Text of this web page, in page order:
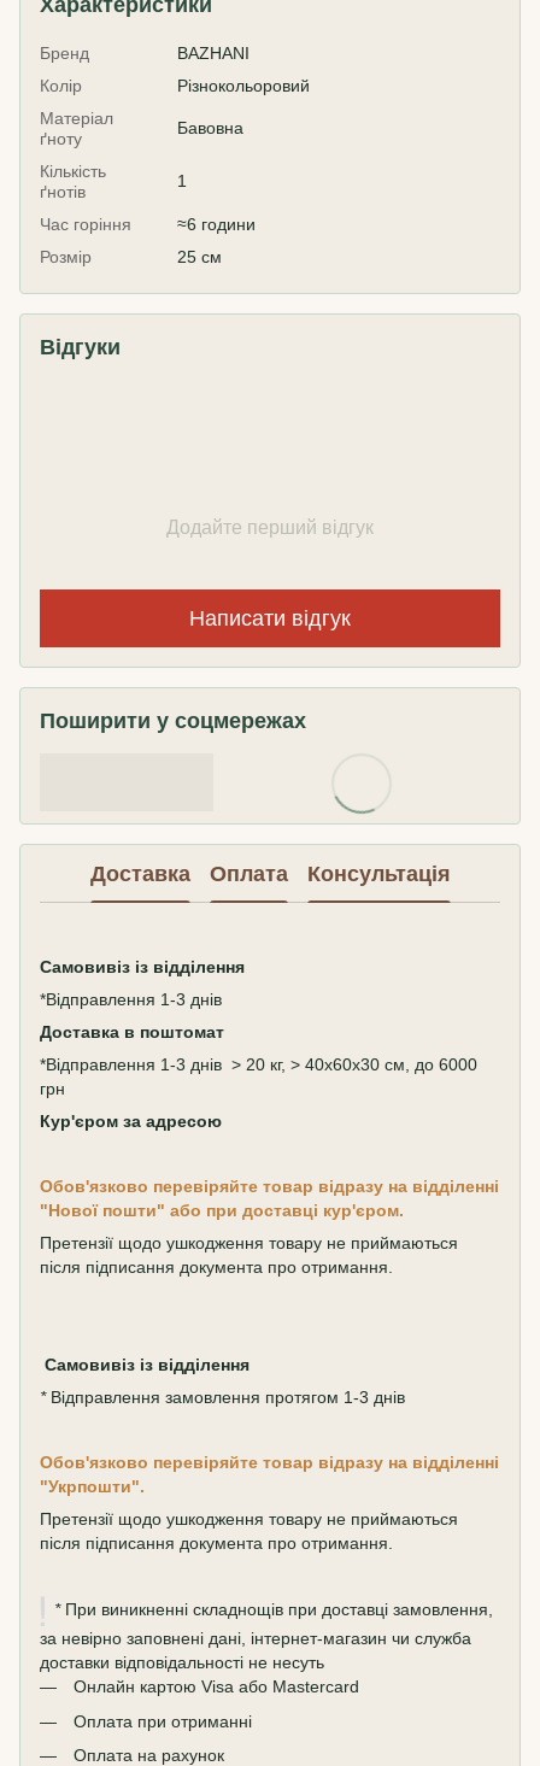
Характеристики
Бренд
BAZHANI
Колір
Різнокольоровий
Матеріал
ґноту
Бавовна
Кількість
ґнотів
1
Час горіння
≈6 години
Розмір
25 см
Відгуки
Додайте перший відгук
Написати відгук
Поширити у соцмережах
Доставка Оплата Консультація
Самовивіз із відділення
*Відправлення 1-3 днів
Доставка в поштомат
*Відправлення 1-3 днів > 20 кг, > 40х60х30 см, до 6000
грн
Кур'єром за адресою
Обов'язково перевіряйте товар відразу на відділенні
"Нової пошти" або при доставці кур'єром.
Претензії щодо ушкодження товару не приймаються
після підписання документа про отримання.
Самовивіз із відділення
* Відправлення замовлення протягом 1-3 днів
Обов'язково перевіряйте товар відразу на відділенні
"Укрпошти".
Претензії щодо ушкодження товару не приймаються
після підписання документа про отримання.
* При виникненні складнощів при доставці замовлення,
за невірно заповнені дані, інтернет-магазин чи служба
доставки відповідальності не несуть
Онлайн картою Visa або Mastercard
Оплата при отриманні
Оплата на рахунок